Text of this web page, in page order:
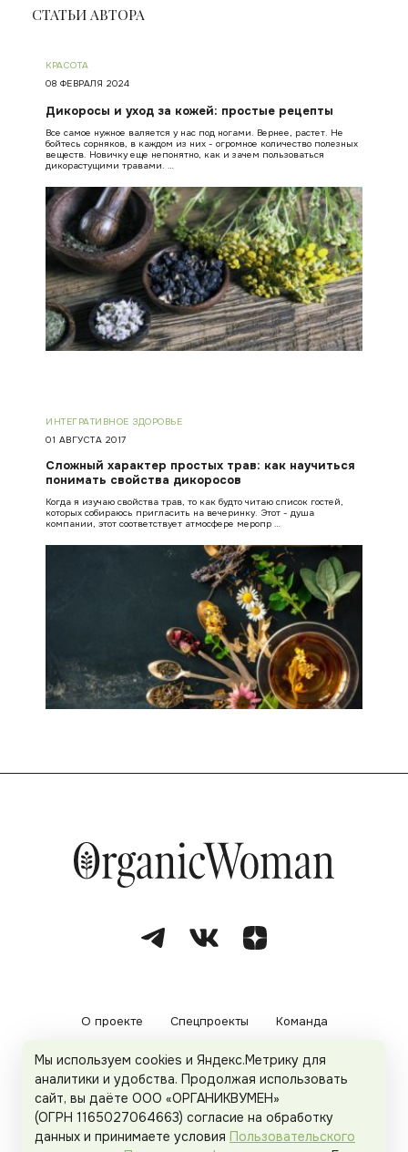
СТАТЬИ АВТОРА
КРАСОТА
08 ФЕВРАЛЯ 2024
Дикоросы и уход за кожей: простые рецепты
Все самое нужное валяется у нас под ногами. Вернее, растет. Не
бойтесь сорняков, в каждом из них - огромное количество полезных
веществ. Новичку еще непонятно, как и зачем пользоваться
дикорастущими травами. …
ИНТЕГРАТИВНОЕ ЗДОРОВЬЕ
01 АВГУСТА 2017
Сложный характер простых трав: как научиться
понимать свойства дикоросов
Когда я изучаю свойства трав, то как будто читаю список гостей,
которых собираюсь пригласить на вечеринку. Этот - душа
компании, этот соответствует атмосфере меропр …
О проекте Спецпроекты Команда
Рекламодателям Политика конфиденциальности
Пользовательское соглашение
Мы используем cookies и Яндекс.Метрику для
аналитики и удобства. Продолжая использовать
сайт, вы даёте ООО «ОРГАНИКВУМЕН»
(ОГРН 1165027064663) согласие на обработку
данных и принимаете условия Пользовательского